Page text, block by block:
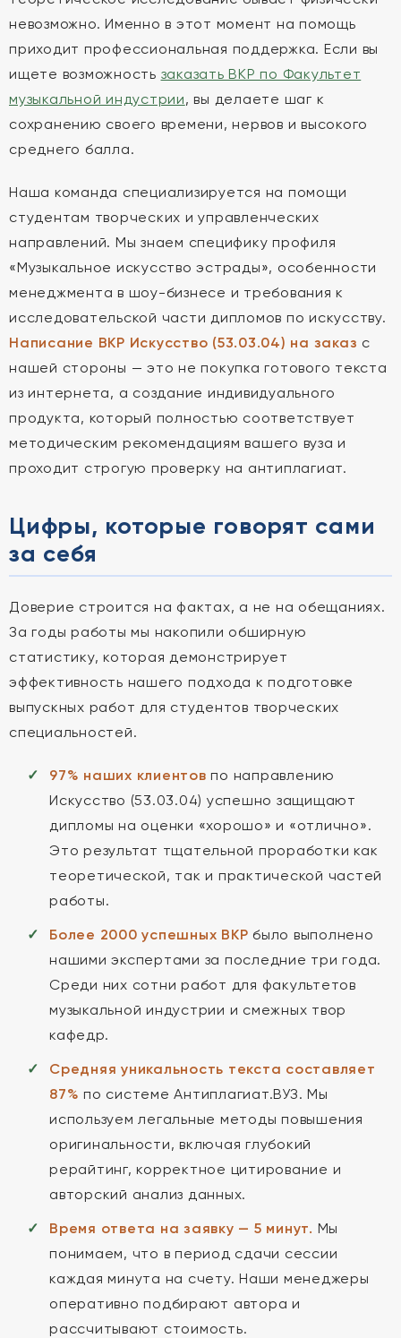
невозможно. Именно в этот момент на помощь
приходит профессиональная поддержка. Если вы
ищете возможность заказать ВКР по Факультет
музыкальной индустрии, вы делаете шаг к
сохранению своего времени, нервов и высокого
среднего балла.
Наша команда специализируется на помощи
студентам творческих и управленческих
направлений. Мы знаем специфику профиля
«Музыкальное искусство эстрады», особенности
менеджмента в шоу-бизнесе и требования к
исследовательской части дипломов по искусству.
Написание ВКР Искусство (53.03.04) на заказ с
нашей стороны — это не покупка готового текста
из интернета, а создание индивидуального
продукта, который полностью соответствует
методическим рекомендациям вашего вуза и
проходит строгую проверку на антиплагиат.
Цифры, которые говорят сами
за себя
Доверие строится на фактах, а не на обещаниях.
За годы работы мы накопили обширную
статистику, которая демонстрирует
эффективность нашего подхода к подготовке
выпускных работ для студентов творческих
специальностей.
97% наших клиентов по направлению
Искусство (53.03.04) успешно защищают
дипломы на оценки «хорошо» и «отлично».
Это результат тщательной проработки как
теоретической, так и практической частей
работы.
Более 2000 успешных ВКР было выполнено
нашими экспертами за последние три года.
Среди них сотни работ для факультетов
музыкальной индустрии и смежных твор
кафедр.
Средняя уникальность текста составляет
87% по системе Антиплагиат.ВУЗ. Мы
используем легальные методы повышения
оригинальности, включая глубокий
рерайтинг, корректное цитирование и
авторский анализ данных.
Время ответа на заявку — 5 минут. Мы
понимаем, что в период сдачи сессии
каждая минута на счету. Наши менеджеры
оперативно подбирают автора и
рассчитывают стоимость.